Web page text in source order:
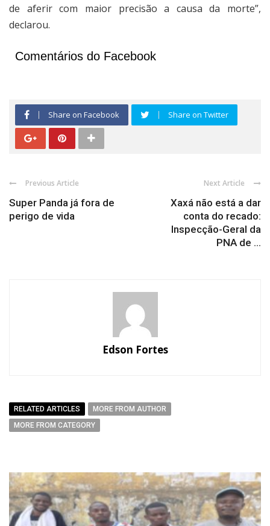
de aferir com maior precisão a causa da morte”,
declarou.
Comentários do Facebook
Share on Facebook Share on Twitter
Previous Article
Super Panda já fora de
perigo de vida
Next Article
Xaxá não está a dar
conta do recado:
Inspecção-Geral da
PNA de ...
Edson Fortes
RELATED ARTICLES
MORE FROM AUTHOR
MORE FROM CATEGORY